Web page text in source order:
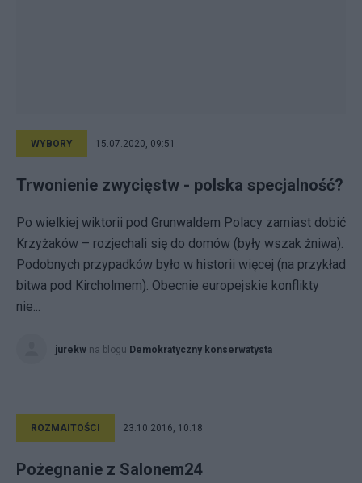
WYBORY 15.07.2020, 09:51
Trwonienie zwycięstw - polska specjalność?
Po wielkiej wiktorii pod Grunwaldem Polacy zamiast dobić
Krzyżaków – rozjechali się do domów (były wszak żniwa).
Podobnych przypadków było w historii więcej (na przykład
bitwa pod Kircholmem). Obecnie europejskie konflikty
nie...
jurekw na blogu Demokratyczny konserwatysta
ROZMAITOŚCI 23.10.2016, 10:18
Pożegnanie z Salonem24